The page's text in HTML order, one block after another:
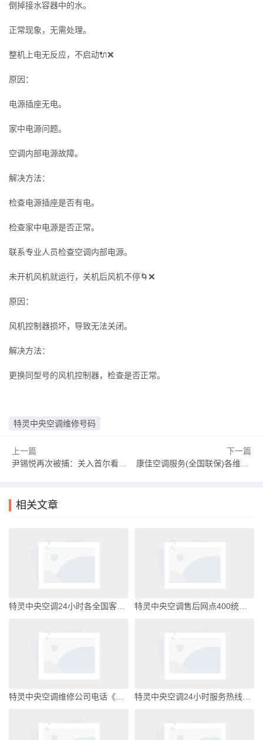
倒掉接水容器中的水。
正常现象，无需处理。
整机上电无反应，不启动🔌❌
原因：
电源插座无电。
家中电源问题。
空调内部电源故障。
解决方法：
检查电源插座是否有电。
检查家中电源是否正常。
联系专业人员检查空调内部电源。
未开机风机就运行，关机后风机不停🌀❌
原因：
风机控制器损坏，导致无法关闭。
解决方法：
更换同型号的风机控制器，检查是否正常。
特灵中央空调维修号码
上一篇
尹锡悦再次被捕：关入首尔看守所，检方调查扩大到外患罪|界面新闻 · 天下
下一篇
康佳空调服务(全国联保)各维修电话康佳空调质量怎么样值得买吗
相关文章